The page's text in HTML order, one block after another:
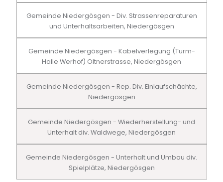
Gemeinde Niedergösgen - Div. Strassenreparaturen
und Unterhaltsarbeiten, Niedergösgen
Gemeinde Niedergösgen - Kabelverlegung (Turm-
Halle Werhof) Oltnerstrasse, Niedergösgen
Gemeinde Niedergösgen - Rep. Div. Einlaufschächte,
Niedergösgen
Gemeinde Niedergösgen - Wiederherstellung- und
Unterhalt div. Waldwege, Niedergösgen
Gemeinde Niedergösgen - Unterhalt und Umbau div.
Spielplätze, Niedergösgen